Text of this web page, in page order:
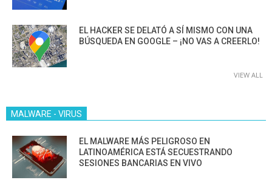
EL HACKER SE DELATÓ A SÍ MISMO CON UNA
BÚSQUEDA EN GOOGLE – ¡NO VAS A CREERLO!
VIEW ALL
MALWARE - VIRUS
EL MALWARE MÁS PELIGROSO EN
LATINOAMÉRICA ESTÁ SECUESTRANDO
SESIONES BANCARIAS EN VIVO